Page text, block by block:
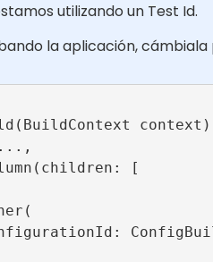
utilizando un Test Id.
la aplicación,